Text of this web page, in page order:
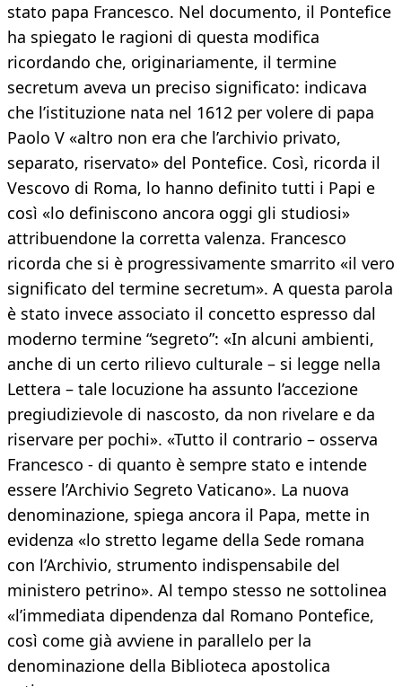
stato papa Francesco. Nel documento, il Pontefice
ha spiegato le ragioni di questa modifica
ricordando che, originariamente, il termine
secretum aveva un preciso significato: indicava
che l’istituzione nata nel 1612 per volere di papa
Paolo V «altro non era che l’archivio privato,
separato, riservato» del Pontefice. Così, ricorda il
Vescovo di Roma, lo hanno definito tutti i Papi e
così «lo definiscono ancora oggi gli studiosi»
attribuendone la corretta valenza. Francesco
ricorda che si è progressivamente smarrito «il vero
significato del termine secretum». A questa parola
è stato invece associato il concetto espresso dal
moderno termine “segreto”: «In alcuni ambienti,
anche di un certo rilievo culturale – si legge nella
Lettera – tale locuzione ha assunto l’accezione
pregiudizievole di nascosto, da non rivelare e da
riservare per pochi». «Tutto il contrario – osserva
Francesco - di quanto è sempre stato e intende
essere l’Archivio Segreto Vaticano». La nuova
denominazione, spiega ancora il Papa, mette in
evidenza «lo stretto legame della Sede romana
con l’Archivio, strumento indispensabile del
ministero petrino». Al tempo stesso ne sottolinea
«l’immediata dipendenza dal Romano Pontefice,
così come già avviene in parallelo per la
denominazione della Biblioteca apostolica